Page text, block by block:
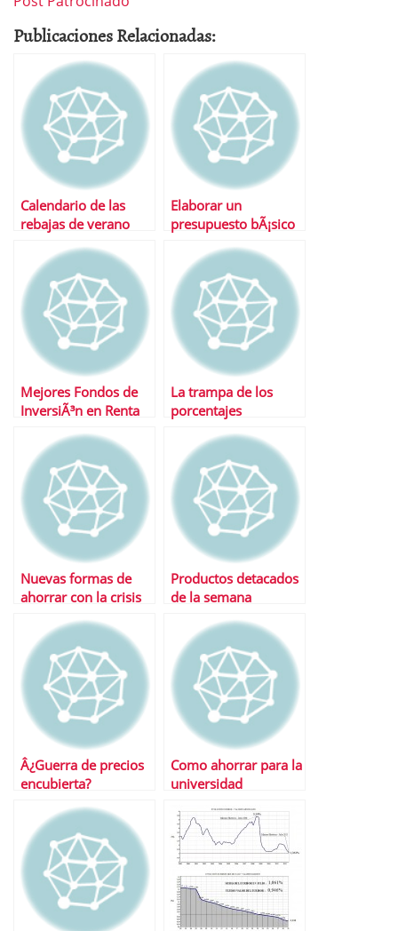
Publicaciones Relacionadas:
Calendario de las
rebajas de verano
Elaborar un
presupuesto bÃ¡sico
Mejores Fondos de
InversiÃ³n en Renta
La trampa de los
porcentajes
Nuevas formas de
ahorrar con la crisis
Productos detacados
de la semana
Â¿Guerra de precios
encubierta?
Como ahorrar para la
universidad